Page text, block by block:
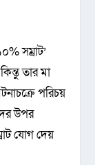
সম্রাট’
তার মা
পরিচয়
উপর
যোগ দেয়